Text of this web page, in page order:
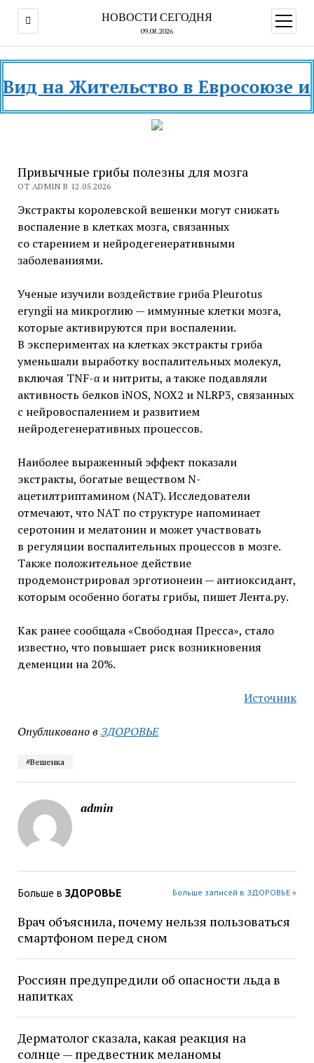
НОВОСТИ СЕГОДНЯ
09.08.2026
меню
Жительство в Евросоюзе и
Привычные грибы полезны для мозга
ОТ ADMIN В 12.05.2026
Экстракты королевской вешенки могут снижать
воспаление в клетках мозга, связанных
со старением и нейродегенеративными
заболеваниями.
Ученые изучили воздействие гриба Pleurotus
eryngii на микроглию — иммунные клетки мозга,
которые активируются при воспалении.
В экспериментах на клетках экстракты гриба
уменьшали выработку воспалительных молекул,
включая TNF-α и нитриты, а также подавляли
активность белков iNOS, NOX2 и NLRP3, связанных
с нейровоспалением и развитием
нейродегенеративных процессов.
Наиболее выраженный эффект показали
экстракты, богатые веществом N-
ацетилтриптамином (NAT). Исследователи
отмечают, что NAT по структуре напоминает
серотонин и мелатонин и может участвовать
в регуляции воспалительных процессов в мозге.
Также положительное действие
продемонстрировал эрготионеин — антиоксидант,
которым особенно богаты грибы, пишет Лента.ру.
Как ранее сообщала «Свободная Пресса», стало
известно, что повышает риск возникновения
деменции на 20%.
Источник
Опубликовано в ЗДОРОВЬЕ
#Вешенка
admin
Больше в ЗДОРОВЬЕ Больше записей в ЗДОРОВЬЕ »
Врач объяснила, почему нельзя пользоваться
смартфоном перед сном
Россиян предупредили об опасности льда в
напитках
Дерматолог сказала, какая реакция на
солнце — предвестник меланомы